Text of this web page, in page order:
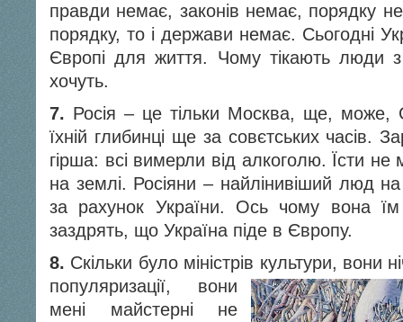
правди немає, законів немає, порядку
порядку, то і держави немає. Сьогодні
Європі для життя. Чому тікають люди
хочуть.
7. Росія – це тільки Москва, ще, може,
їхній глибинці ще за совєтських часів.
гірша: всі вимерли від алкоголю. Їсти не
на землі. Росіяни – найлінивіший люд
за рахунок України. Ось чому вона
заздрять, що Україна піде в Європу.
8. Скільки було міністрів культури, вони н
популяризації, вони
мені майстерні не